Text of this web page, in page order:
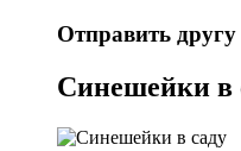
Отправить другу
Синешейки в